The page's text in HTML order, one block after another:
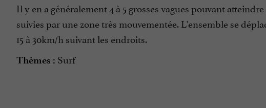
Il y en a généralement 4 à 5 grosses vagues pouvant
suivies par une zone très mouvementée. L'ensemble se
15 à 30km/h suivant les endroits.
Thèmes : Surf